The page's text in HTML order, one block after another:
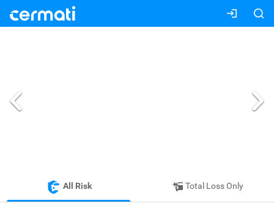
All Risk Total Loss Only